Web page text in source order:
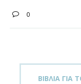
0
ΒΙΒΛΊΑ ΓΙΑ